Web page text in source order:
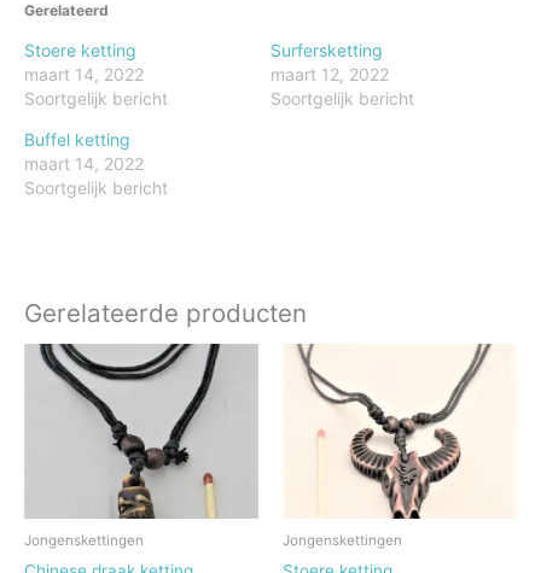
Gerelateerd
Stoere ketting
maart 14, 2022
Soortgelijk bericht
Surfersketting
maart 12, 2022
Soortgelijk bericht
Buffel ketting
maart 14, 2022
Soortgelijk bericht
Gerelateerde producten
Jongenskettingen Jongenskettingen